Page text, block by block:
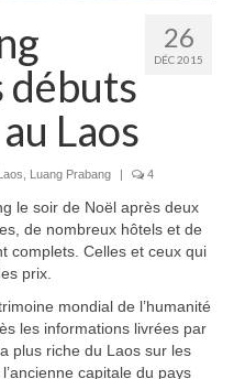
26
DÉC 2015
débuts
Laos
Luang Prabang | 4
le soir de Noël après deux
de nombreux hôtels et de
complets. Celles et ceux qui
prix.
mondial de l’humanité
les informations livrées par
plus riche du Laos sur les
capitale du pays